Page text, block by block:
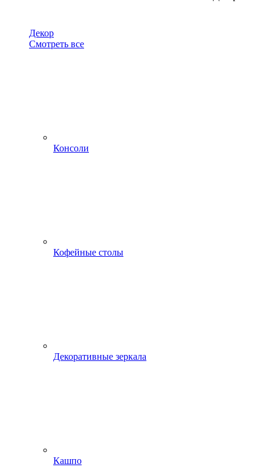
Декор
Смотреть все
Консоли
Кофейные столы
Декоративные зеркала
Кашпо